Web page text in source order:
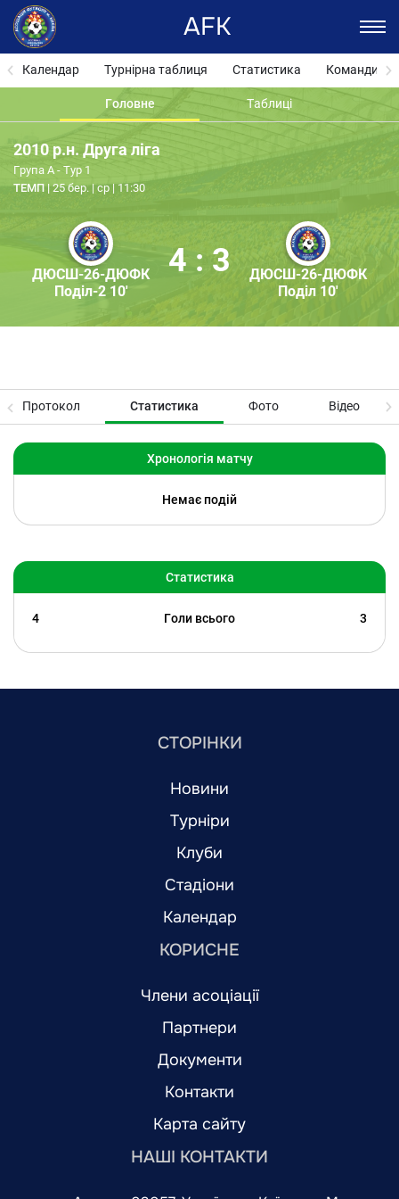
AFK
Календар Турнірна таблиця Статистика Команди
Головне Таблиці
2010 р.н. Друга ліга
Група А - Тур 1
ДЮСШ-26-ДЮФК
Поділ-2 10'
4 : 3
ДЮСШ-26-ДЮФК
Поділ 10'
ТЕМП 25 бер. | ср | 11:30
Протокол Статистика Фото Відео
Хронологія матчу
Немає подій
Статистика
4 Голи всього 3
СТОРІНКИ
Новини
Турніри
Клуби
Стадіони
Календар
КОРИСНЕ
Члени асоціації
Партнери
Документи
Контакти
Карта сайту
НАШІ КОНТАКТИ